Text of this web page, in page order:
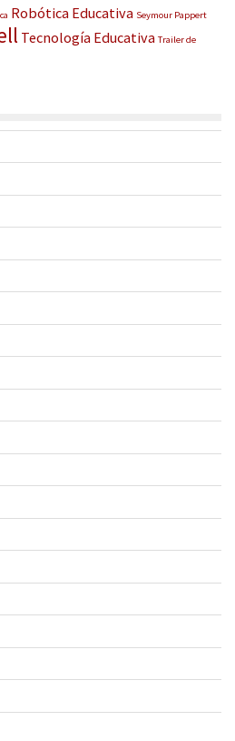
Robótica Educativa Seymour Pappert
Tecnología Educativa Trailer de